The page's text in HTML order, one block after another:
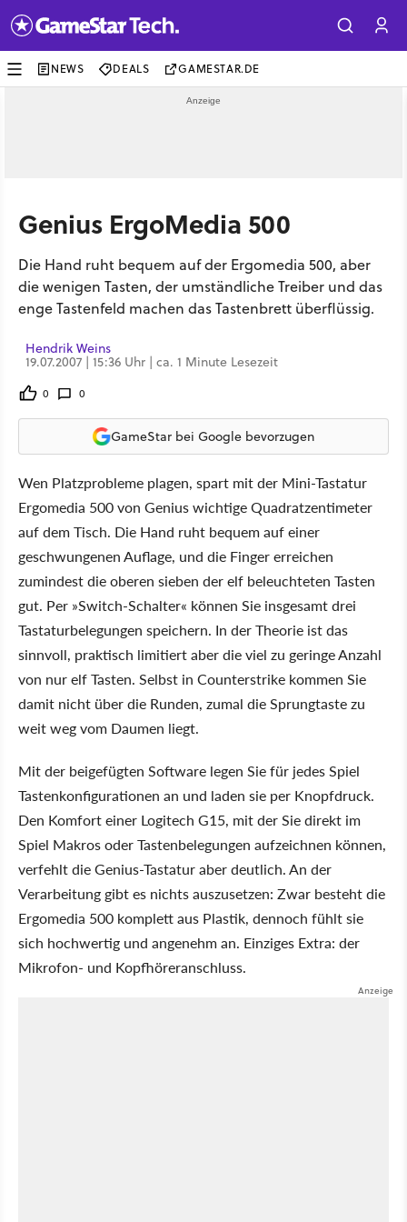
NEWS DEALS GAMESTAR.DE
Genius ErgoMedia 500
Die Hand ruht bequem auf der Ergomedia 500, aber
die wenigen Tasten, der umständliche Treiber und das
enge Tastenfeld machen das Tastenbrett überflüssig.
Hendrik Weins
19.07.2007 | 15:36 Uhr | ca. 1 Minute Lesezeit
0 0
GameStar bei Google bevorzugen
Wen Platzprobleme plagen, spart mit der Mini-Tastatur
Ergomedia 500 von Genius wichtige Quadratzentimeter
auf dem Tisch. Die Hand ruht bequem auf einer
geschwungenen Auflage, und die Finger erreichen
zumindest die oberen sieben der elf beleuchteten Tasten
gut. Per »Switch-Schalter« können Sie insgesamt drei
Tastaturbelegungen speichern. In der Theorie ist das
sinnvoll, praktisch limitiert aber die viel zu geringe Anzahl
von nur elf Tasten. Selbst in Counterstrike kommen Sie
damit nicht über die Runden, zumal die Sprungtaste zu
weit weg vom Daumen liegt.
Mit der beigefügten Software legen Sie für jedes Spiel
Tastenkonfigurationen an und laden sie per Knopfdruck.
Den Komfort einer Logitech G15, mit der Sie direkt im
Spiel Makros oder Tastenbelegungen aufzeichnen können,
verfehlt die Genius-Tastatur aber deutlich. An der
Verarbeitung gibt es nichts auszusetzen: Zwar besteht die
Ergomedia 500 komplett aus Plastik, dennoch fühlt sie
sich hochwertig und angenehm an. Einziges Extra: der
Mikrofon- und Kopfhöreranschluss.